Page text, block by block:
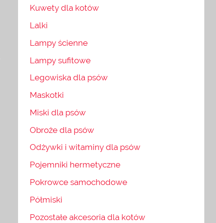
Kuwety dla kotów
Lalki
Lampy ścienne
Lampy sufitowe
Legowiska dla psów
Maskotki
Miski dla psów
Obroże dla psów
Odżywki i witaminy dla psów
Pojemniki hermetyczne
Pokrowce samochodowe
Półmiski
Pozostałe akcesoria dla kotów